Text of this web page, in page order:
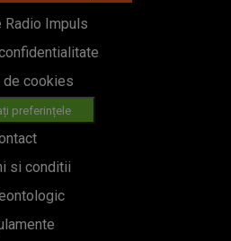
Radio Impuls
de cookies
preferințele
si conditii